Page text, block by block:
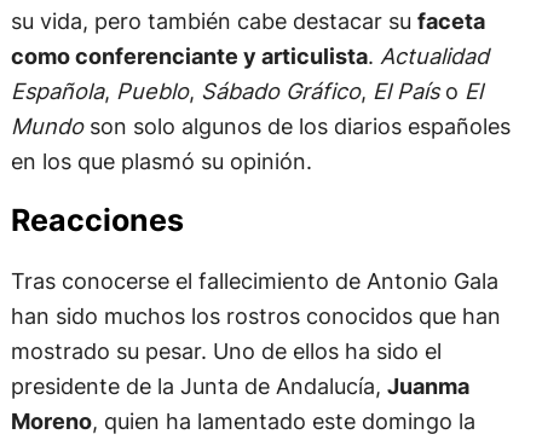
su vida, pero también cabe destacar su faceta
como conferenciante y articulista. Actualidad
Española, Pueblo, Sábado Gráfico, El Paíso El
Mundoson solo algunos de los diarios españoles
en los que plasmó su opinión.
Reacciones
Tras conocerse el fallecimiento de Antonio Gala
han sido muchos los rostros conocidos que han
mostrado su pesar. Uno de ellos ha sido el
presidente de la Junta de Andalucía, Juanma
Moreno, quien ha lamentado este domingo la